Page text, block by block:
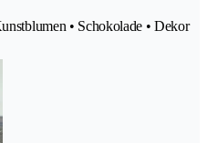
• Schokolade • Dekor